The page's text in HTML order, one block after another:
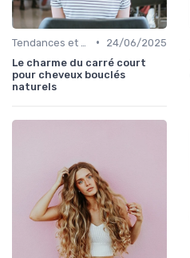
•
24/06/2025
Le charme du carré court
pour cheveux bouclés
naturels